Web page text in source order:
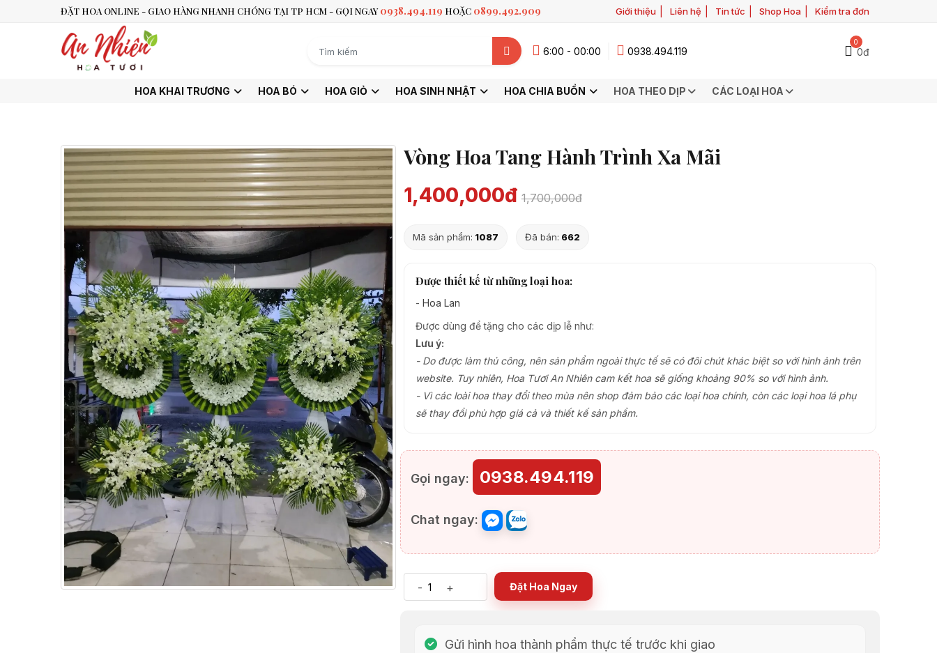
ĐẶT HOA ONLINE - GIAO HÀNG NHANH CHÓNG TẠI TP HCM - GỌI NGAY0938.494.119 HOẶC 0899.492.909 Giới thiệu Liên hệ Tin tức Shop Hoa Kiểm tra đơn
6:00 - 00:00 0938.494.119
0
0đ
HOA KHAI TRƯƠNG HOA BÓ HOA GIỎ HOA SINH NHẬT HOA CHIA BUỒN HOA THEO DỊP CÁC LOẠI HOA
Vòng Hoa Tang Hành Trình Xa Mãi
1,400,000đ 1,700,000đ
Mã sản phẩm: 1087 Đã bán: 662
Được thiết kế từ những loại hoa:
- Hoa Lan
Được dùng để tặng cho các dịp lễ như:
Lưu ý:
- Do được làm thủ công, nên sản phẩm ngoài thực tế sẽ có đôi chút khác biệt so với hình ảnh trên
website. Tuy nhiên, Hoa Tươi An Nhiên cam kết hoa sẽ giống khoảng 90% so với hình ảnh.
- Vì các loài hoa thay đổi theo mùa nên shop đảm bảo các loại hoa chính, còn các loại hoa lá phụ
sẽ thay đổi phù hợp giá cả và thiết kế sản phẩm.
Gọi ngay: 0938.494.119
Chat ngay:
- + Đặt Hoa Ngay
Gửi hình hoa thành phẩm thực tế trước khi giao